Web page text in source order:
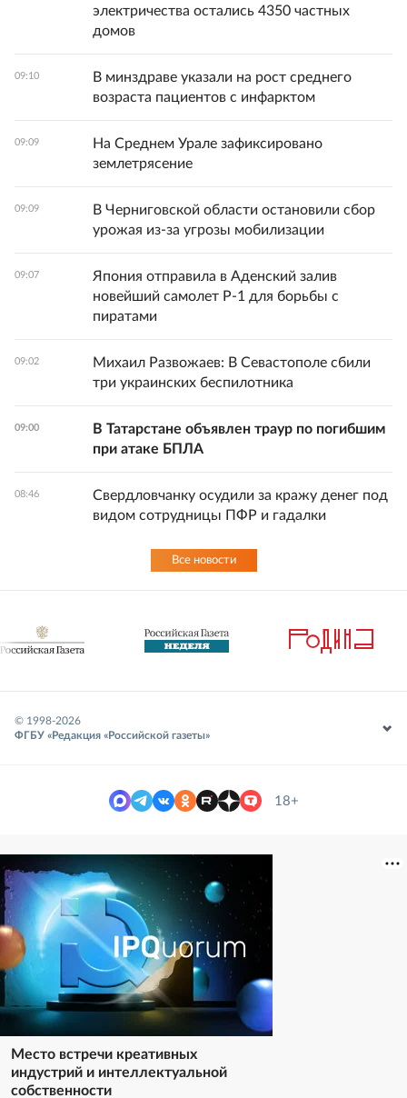
электричества остались 4350 частных
домов
09:10
В минздраве указали на рост среднего
возраста пациентов с инфарктом
09:09
На Среднем Урале зафиксировано
землетрясение
09:09
В Черниговской области остановили сбор
урожая из-за угрозы мобилизации
09:07
Япония отправила в Аденский залив
новейший самолет Р-1 для борьбы с
пиратами
09:02
Михаил Развожаев: В Севастополе сбили
три украинских беспилотника
09:00
В Татарстане объявлен траур по погибшим
при атаке БПЛА
08:46
Свердловчанку осудили за кражу денег под
видом сотрудницы ПФР и гадалки
Все новости
© 1998-2026
ФГБУ «Редакция «Российской газеты»
18+
Место встречи креативных
индустрий и интеллектуальной
собственности